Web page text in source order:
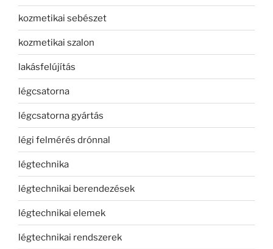
kozmetikai sebészet
kozmetikai szalon
lakásfelújítás
légcsatorna
légcsatorna gyártás
légi felmérés drónnal
légtechnika
légtechnikai berendezések
légtechnikai elemek
légtechnikai rendszerek